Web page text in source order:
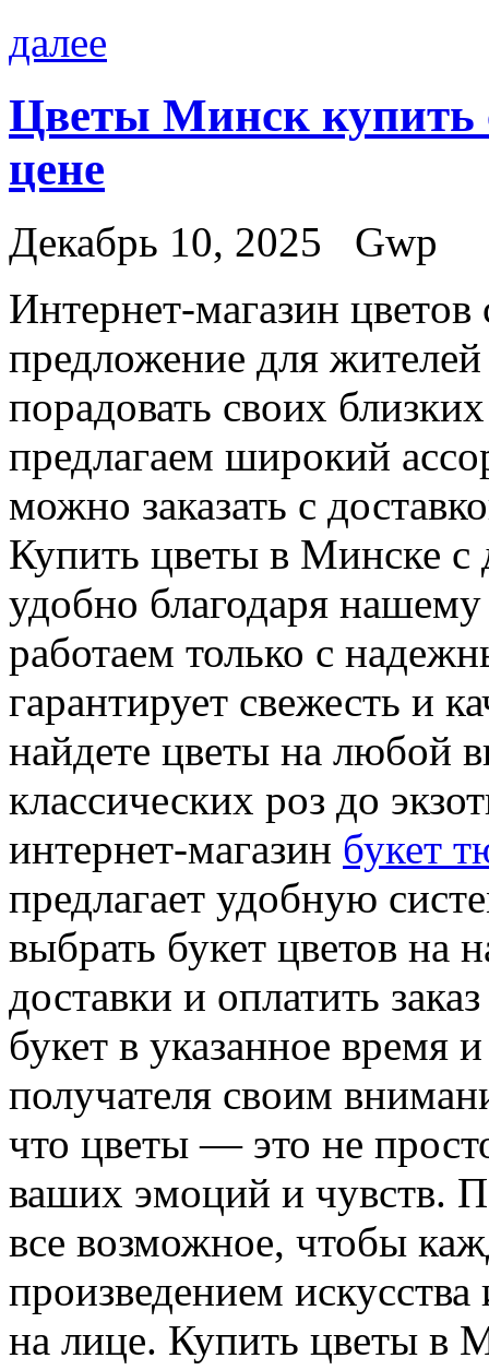
далее
Цветы Минск купить
цене
Декабрь 10, 2025
Gwp
Интeрнeт-мaгaзин
предложение для
порадовать своих
предлагаем широкий
можно заказать с
Купить цветы в Минске с
удобно благодаря
работаем только с
гарантирует свежесть и
найдете цветы на любой
классических роз до
интернет-магазин букет
предлагает удобную
выбрать букет цветов на
доставки и оплатить
букет в указанное время
получателя своим
что цветы — это не
ваших эмоций и чувств.
все возможное, чтобы
произведением
на лице. Купить цветы в